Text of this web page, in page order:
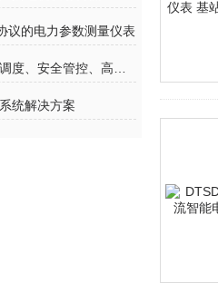
议的电力参数测量仪表
统解决方案